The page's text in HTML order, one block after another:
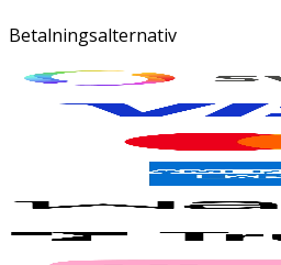
Betalningsalternativ